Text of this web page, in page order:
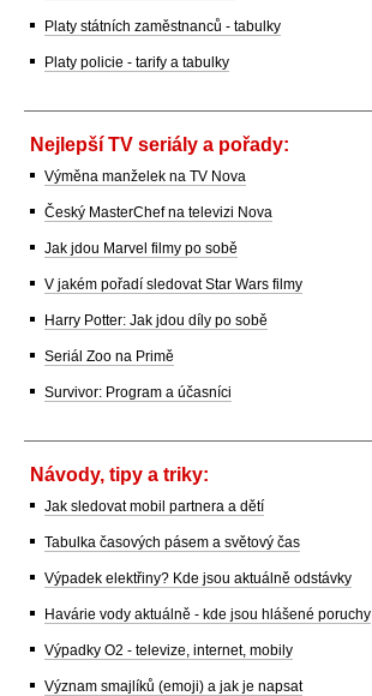
Platy státních zaměstnanců - tabulky
Platy policie - tarify a tabulky
Nejlepší TV seriály a pořady:
Výměna manželek na TV Nova
Český MasterChef na televizi Nova
Jak jdou Marvel filmy po sobě
V jakém pořadí sledovat Star Wars filmy
Harry Potter: Jak jdou díly po sobě
Seriál Zoo na Primě
Survivor: Program a účasníci
Návody, tipy a triky:
Jak sledovat mobil partnera a dětí
Tabulka časových pásem a světový čas
Výpadek elektřiny? Kde jsou aktuálně odstávky
Havárie vody aktuálně - kde jsou hlášené poruchy
Výpadky O2 - televize, internet, mobily
Význam smajlíků (emoji) a jak je napsat